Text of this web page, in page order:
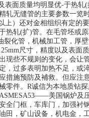
表面质量均明显优-于
无缝管的主要参数一
）还对金相组织有定
轧(扩)管。在毛管坯
化管，机械加工管，
尺寸，精度以及表
些不规则的变化，会
过多表明加热不足，
施预防及補救。但应
件。R诚信为本地质
美国锅炉及
门框，车库门，加强
，矿山设备，机电金